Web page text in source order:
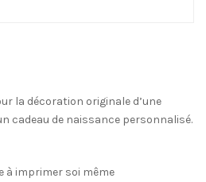
la décoration originale d’une
cadeau de naissance personnalisé.
à imprimer soi même